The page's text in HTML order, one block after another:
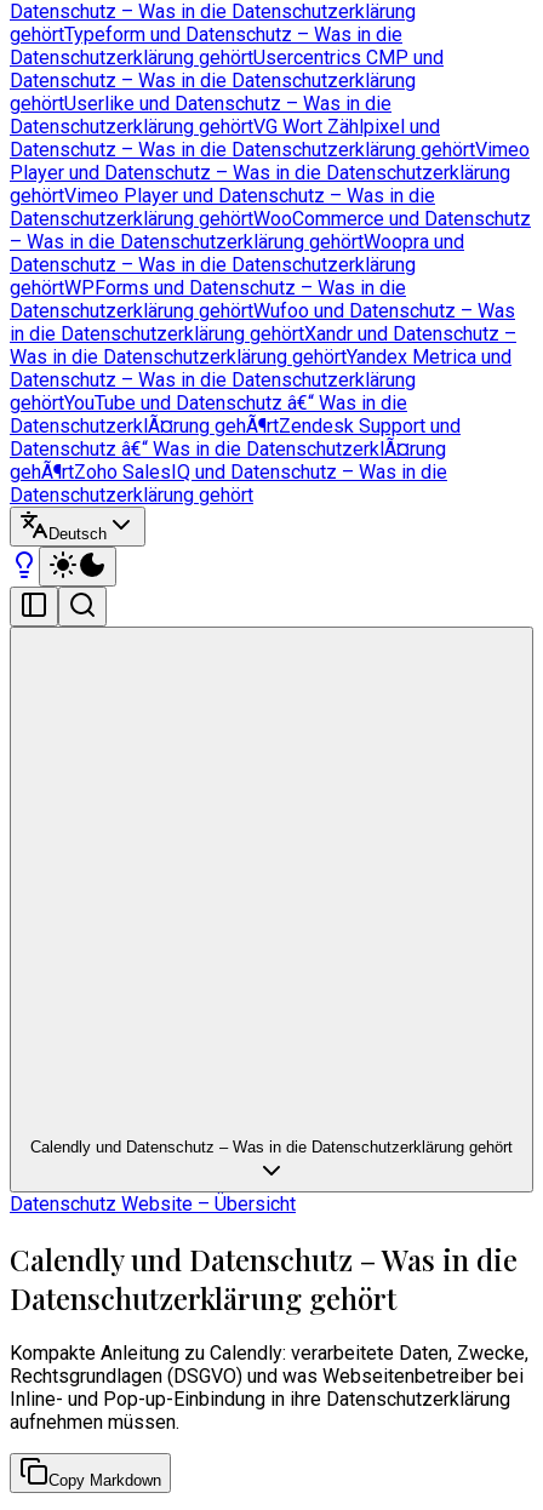
Datenschutz – Was in die Datenschutzerklärung
gehörtTypeform und Datenschutz – Was in die
Datenschutzerklärung gehörtUsercentrics CMP und
Datenschutz – Was in die Datenschutzerklärung
gehörtUserlike und Datenschutz – Was in die
Datenschutzerklärung gehörtVG Wort Zählpixel und
Datenschutz – Was in die Datenschutzerklärung gehörtVimeo
Player und Datenschutz – Was in die Datenschutzerklärung
gehörtVimeo Player und Datenschutz – Was in die
Datenschutzerklärung gehörtWooCommerce und Datenschutz
– Was in die Datenschutzerklärung gehörtWoopra und
Datenschutz – Was in die Datenschutzerklärung
gehörtWPForms und Datenschutz – Was in die
Datenschutzerklärung gehörtWufoo und Datenschutz – Was
in die Datenschutzerklärung gehörtXandr und Datenschutz –
Was in die Datenschutzerklärung gehörtYandex Metrica und
Datenschutz – Was in die Datenschutzerklärung
gehörtYouTube und Datenschutz â€“ Was in die
DatenschutzerklÃ¤rung gehÃ¶rtZendesk Support und
Datenschutz â€“ Was in die DatenschutzerklÃ¤rung
gehÃ¶rtZoho SalesIQ und Datenschutz – Was in die
Datenschutzerklärung gehört
Deutsch
Calendly und Datenschutz – Was in die Datenschutzerklärung gehört
Datenschutz Website – Übersicht
Calendly und Datenschutz – Was in die
Datenschutzerklärung gehört
Kompakte Anleitung zu Calendly: verarbeitete Daten, Zwecke,
Rechtsgrundlagen (DSGVO) und was Webseitenbetreiber bei
Inline- und Pop-up-Einbindung in ihre Datenschutzerklärung
aufnehmen müssen.
Copy Markdown